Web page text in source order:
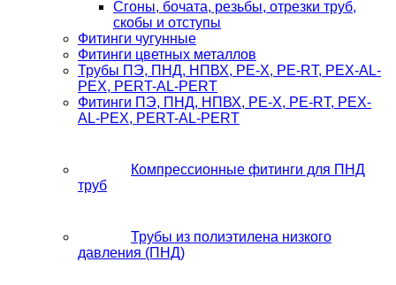
Сгоны, бочата, резьбы, отрезки труб,
скобы и отступы
Фитинги чугунные
Фитинги цветных металлов
Трубы ПЭ, ПНД, НПВХ, PE-X, PE-RT, PEX-AL-
PEX, PERT-AL-PERT
Фитинги ПЭ, ПНД, НПВХ, PE-X, PE-RT, PEX-
AL-PEX, PERT-AL-PERT
Компрессионные фитинги для ПНД
труб
Трубы из полиэтилена низкого
давления (ПНД)